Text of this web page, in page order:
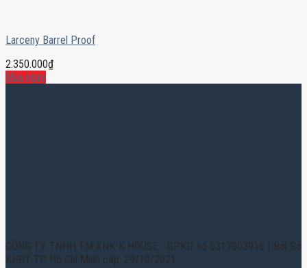
Larceny Barrel Proof
2.350.000₫
Mua ngay
CÔNG TY TNHH TM XNK K HOUSE - GPKD số 0317003916 | Bởi Sở
KHĐT TP. Hồ Chí Minh cấp: 29/10/2021